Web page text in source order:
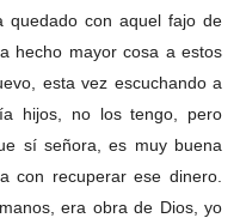
quedado con aquel fajo de
hecho mayor cosa a estos
esta vez escuchando a
hijos, no los tengo, pero
sí señora, es muy buena
con recuperar ese dinero.
era obra de Dios, yo